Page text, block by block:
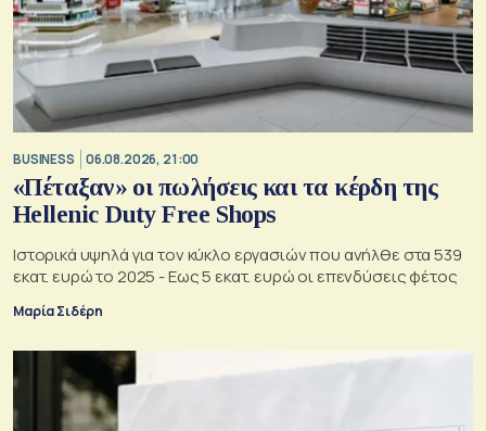
BUSINESS 06.08.2026, 21:00
«Πέταξαν» οι πωλήσεις και τα κέρδη της
Hellenic Duty Free Shops
Ιστορικά υψηλά για τον κύκλο εργασιών που ανήλθε στα 539
εκατ. ευρώ το 2025 - Εως 5 εκατ. ευρώ οι επενδύσεις φέτος
Μαρία Σιδέρη